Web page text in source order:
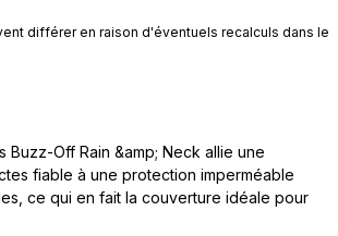
différer en raison d'éventuels recalculs dans le
Buzz-Off Rain &amp; Neck allie une
fiable à une protection imperméable
ce qui en fait la couverture idéale pour